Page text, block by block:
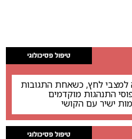
טיפול פסיכולוגי
למצבי לחץ, כשאחת התגובות
התנהגות מוקדמים
ישיר עם הקושי
טיפול פסיכולוגי